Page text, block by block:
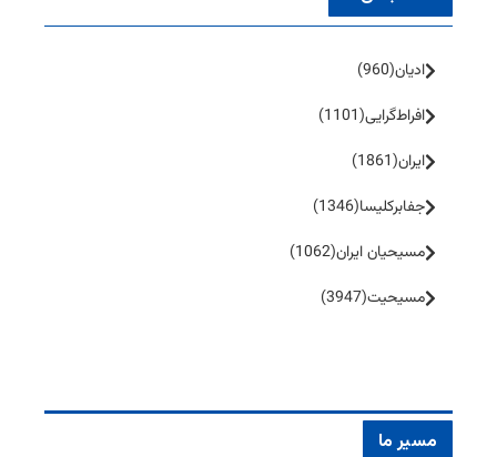
ادیان(960)
افراط‌گرایی(1101)
ایران(1861)
جفا‌بر‌کلیسا(1346)
مسیحیان ایران(1062)
مسیحیت(3947)
مسیر ما